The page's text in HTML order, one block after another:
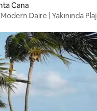
Cana
Daire | Yakınında Plaj